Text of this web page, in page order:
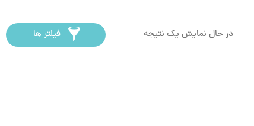
در حال نمایش یک نتیجه فیلتر ها